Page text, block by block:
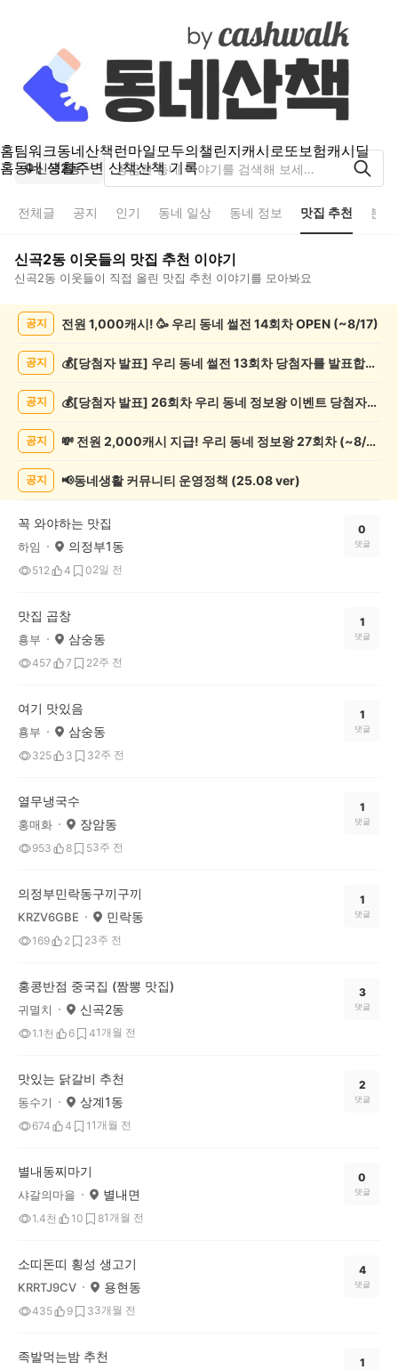
홈팀워크동네산책런마일모두의챌린지캐시로또보험캐시딜
홈동네 생활주변 산책산책 기록
신곡2동
전체글 공지 인기 동네 일상 동네 정보 맛집 추천 분
신곡2동 이웃들의 맛집 추천 이야기
신곡2동 이웃들이 직접 올린 맛집 추천 이야기를 모아봐요
목
공지 전원 1,000캐시! 🥳 우리 동네 썰전 14회차 OPEN (~8/17)
공지 💰[당첨자 발표] 우리 동네 썰전 13회차 당첨자를 발표합니다!
공지 💰[당첨자 발표] 26회차 우리 동네 정보왕 이벤트 당첨자를 발표합니다!
공지 💸 전원 2,000캐시 지급! 우리 동네 정보왕 27회차 (~8/10)
공지 📢동네생활 커뮤니티 운영정책 (25.08 ver)
꼭 와야하는 맛집
하임 의정부1동
512 4 02일 전
0
댓글
맛집 곱창
횽부 삼숭동
457 7 22주 전
1
댓글
여기 맛있음
횽부 삼숭동
325 3 32주 전
1
댓글
열무냉국수
홍매화 장암동
953 8 53주 전
1
댓글
의정부민락동구끼구끼
KRZV6GBE 민락동
169 2 23주 전
1
댓글
홍콩반점 중국집 (짬뽕 맛집)
귀멸치 신곡2동
1.1천 6 41개월 전
3
댓글
맛있는 닭갈비 추천
동수기 상계1동
674 4 1 1개월 전
2
댓글
별내동찌마기
샤갈의마을 별내면
1.4천 10 81개월 전
0
댓글
소띠돈띠 횡성 생고기
KRRTJ9CV 용현동
435 9 33개월 전
4
댓글
족발먹는밤 추천 1